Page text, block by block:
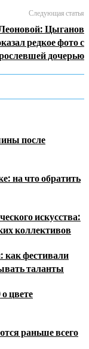
Следующая статья
Цыганов
редкое фото с
дочерью
после
на что обратить
искусства:
коллективов
фестивали
таланты
цвете
раньше всего